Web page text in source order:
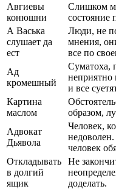
Авгиевы
конюшни
Слишком
состояние
А Васька
слушает да
ест
Люди, не
мнения,
все по
Ад
кромешный
Суматоха,
неприятно
и все
Картина
маслом
образом,
Адвокат
Дьявола
Человек,
человек
Откладывать
в долгий
ящик
Не
доделать.